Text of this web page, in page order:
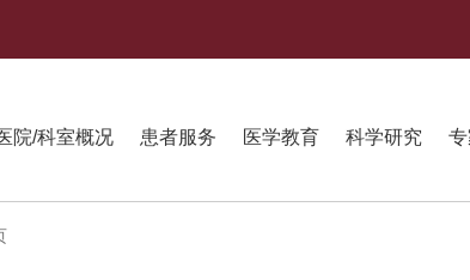
院/科室概况 患者服务 医学教育 科学研究